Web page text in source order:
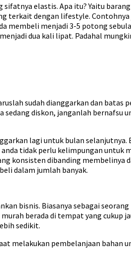
elastis. Apa itu? Yaitu
terkait dengan lifestyle.
membeli menjadi 3-5 potong
dua kali lipat. Padahal
sudah dianggarkan dan
diskon, janganlah bernafsu
lagi untuk bulan selanjutnya.
tidak perlu kelimpungan untuk
konsisten dibanding membelinya
dalam jumlah banyak.
bisnis. Biasanya sebagai
berada di tempat yang
sedikit.
melakukan pembelanjaan bahan